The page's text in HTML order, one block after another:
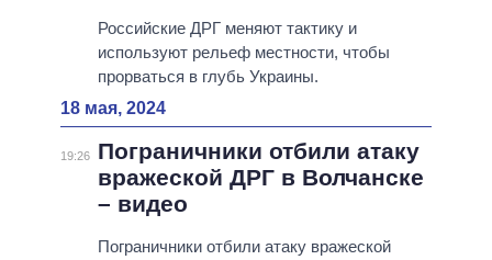
Российские ДРГ меняют тактику и
используют рельеф местности, чтобы
прорваться в глубь Украины.
18 мая, 2024
19:26
Пограничники отбили атаку
вражеской ДРГ в Волчанске
– видео
Пограничники отбили атаку вражеской